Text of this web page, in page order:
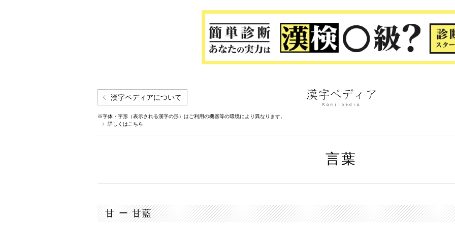
漢字ペディアについて
※字体・字形（表示される漢字の形）はご利用の機器等の環境により異なります。
詳しくはこちら
言葉
甘 ー 甘藍